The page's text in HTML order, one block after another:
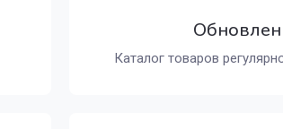
Каталог товаров